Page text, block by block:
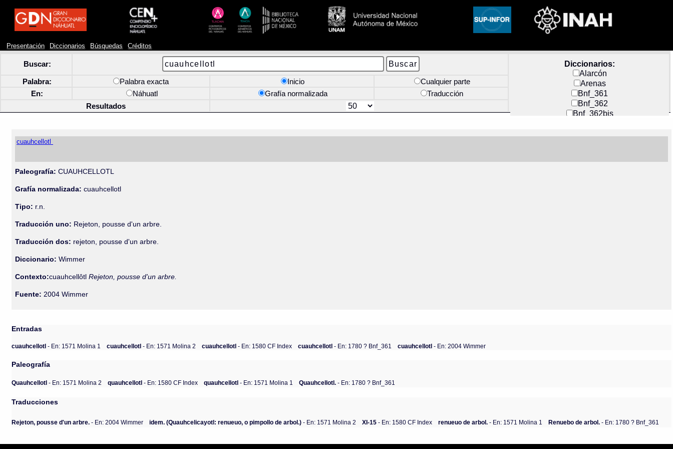
Presentación Diccionarios Búsquedas Créditos
Buscar:
Diccionarios:
Alarcón
Arenas
Bnf_361
Bnf_362
Bnf_362bis
Docs_México
Palabra: Palabra exacta Inicio
Cualquier parte
En:
Náhuatl Grafía normalizada
Traducción
Resultados
cuauhcellotl
Paleografía: CUAUHCELLOTL
Grafía normalizada: cuauhcellotl
Tipo: r.n.
Traducción uno: Rejeton, pousse d'un arbre.
Traducción dos: rejeton, pousse d'un arbre.
Diccionario:Wimmer
Contexto:cuauhcellôtlRejeton, pousse d'un arbre.
Fuente: 2004 Wimmer
Entradas
cuauhcellotl- En: 1571 Molina 1 cuauhcellotl- En: 1571 Molina 2 cuauhcellotl- En: 1580 CF Index cuauhcellotl- En: 1780 ? Bnf_361 cuauhcellotl- En: 2004 Wimmer
Paleografía
Quauhcellotl - En: 1571 Molina 2 quauhcellotl - En: 1580 CF Index quauhcellotl - En: 1571 Molina 1 Quauhcellotl. - En: 1780 ? Bnf_361
Traducciones
Rejeton, pousse d'un arbre. - En: 2004 Wimmer idem. (Quauhcelicayotl: renueuo, o pimpollo de arbol.) - En: 1571 Molina 2 XI-15 - En: 1580 CF Index renueuo de arbol. - En: 1571 Molina 1 Renuebo de arbol. - En: 1780 ? Bnf_361